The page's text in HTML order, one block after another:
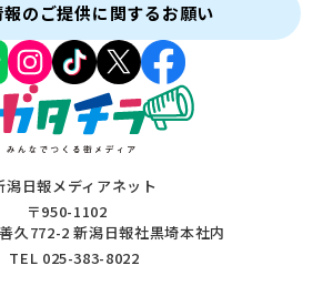
潟日報メディアネット
〒950-1102
久772-2 新潟日報社黒埼本社内
TEL 025-383-8022
のご提供に関するお願い